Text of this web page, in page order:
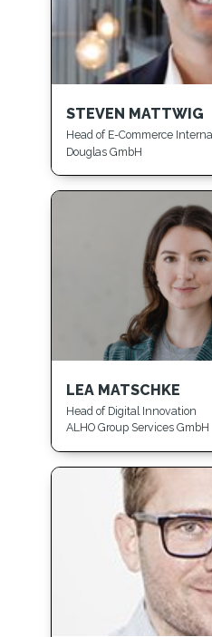
STEVEN MATTWIG
Head of E-Commerce
Douglas GmbH
LEA MATSCHKE
Head of Digital Innovation
ALHO Group Services GmbH